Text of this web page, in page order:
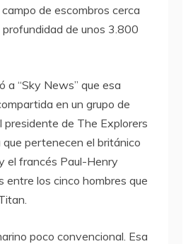
de escombros cerca
de unos 3.800
a “Sky News” que esa
en un grupo de
de The Explorers
que pertenecen el británico
el francés Paul-Henry
entre los cinco hombres que
poco convencional. Esa